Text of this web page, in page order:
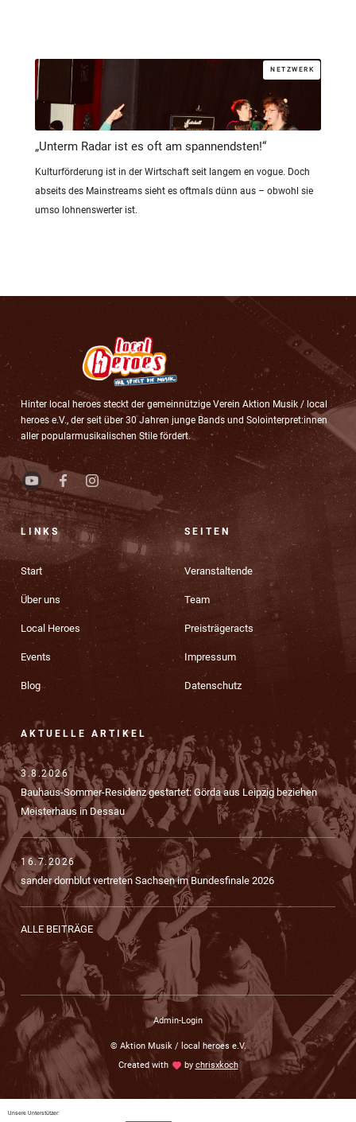
NETZWERK
„Unterm Radar ist es oft am spannendsten!“
Kulturförderung ist in der Wirtschaft seit langem en vogue. Doch
abseits des Mainstreams sieht es oftmals dünn aus – obwohl sie
umso lohnenswerter ist.
Hinter local heroes steckt der gemeinnützige Verein Aktion Musik / local
heroes e.V., der seit über 30 Jahren junge Bands und Solointerpret:innen
aller popularmusikalischen Stile fördert.
LINKS
Start
Über uns
Local Heroes
Events
Blog
SEITEN
Veranstaltende
Team
Preisträgeracts
Impressum
Datenschutz
AKTUELLE ARTIKEL
3.8.2026
Bauhaus-Sommer-Residenz gestartet: Görda aus Leipzig beziehen
Meisterhaus in Dessau
16.7.2026
sander dornblut vertreten Sachsen im Bundesfinale 2026
ALLE BEITRÄGE
Admin-Login
© Aktion Musik / local heroes e.V.
Created withlove by chrisxkoch
Unsere Unterstützer: